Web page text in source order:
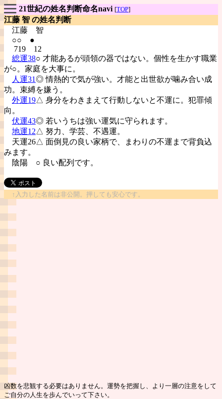
21世紀の姓名判断命名navi [TOP]
江藤 智 の姓名判断
江藤 智
○○ ●
719 12
総運38○ 才能あるが頭領の器ではない。個性を生かす職業
が○。家庭を大事に。
人運31◎ 情熱的で気が強い。才能と出世欲が噛み合い成
功。束縛を嫌う。
外運19△ 身分をわきまえて行動しないと不運に。犯罪傾
向。
伏運43◎ 若いうちは強い運気に守られます。
地運12△ 努力、学芸、不遇運。
天運26△ 面倒見の良い家柄で、まわりの不運まで背負込
みます。
陰陽 ○ 良い配列です。
↑入力した名前は非公開。押しても安心です。
凶数を悲観する必要はありません。運勢を把握し、より一層の注意をして
ご自分の人生を歩んでいって下さい。